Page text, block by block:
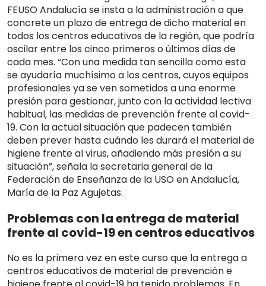
FEUSO Andalucía se insta a la administración a que
concrete un plazo de entrega de dicho material en
todos los centros educativos de la región, que podría
oscilar entre los cinco primeros o últimos días de
cada mes. “Con una medida tan sencilla como esta
se ayudaría muchísimo a los centros, cuyos equipos
profesionales ya se ven sometidos a una enorme
presión para gestionar, junto con la actividad lectiva
habitual, las medidas de prevención frente al covid-
19. Con la actual situación que padecen también
deben prever hasta cuándo les durará el material de
higiene frente al virus, añadiendo más presión a su
situación”, señala la secretaria general de la
Federación de Enseñanza de la USO en Andalucía,
María de la Paz Agujetas.
Problemas con la entrega de material
frente al covid-19 en centros educativos
No es la primera vez en este curso que la entrega a
centros educativos de material de prevención e